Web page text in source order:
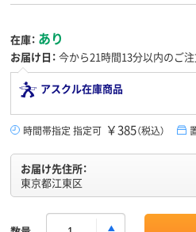
在庫： あり
お届け日： 今から21時間13分以内のご注
アスクル在庫商品
時間帯指定 指定可 ￥385（税込）
お届け先住所：
東京都江東区